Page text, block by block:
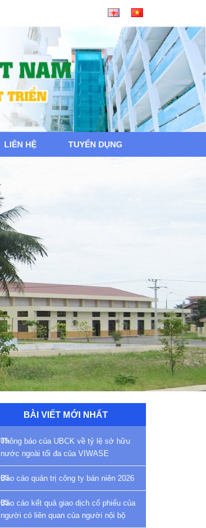
LIÊN HỆ TUYỂN DỤNG
BÀI VIẾT MỚI NHẤT
Thông báo của UBCK về tỷ lệ sở hữu
nước ngoài tối đa của VIWASE
Báo cáo quản trị công ty bán niên 2026
Báo cáo kết quả giao dịch cổ phiếu của
người có liên quan của người nội bộ